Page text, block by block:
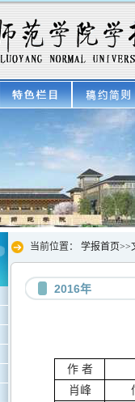
当前位置： 学报首页>>
2016年
作 者
肖峰